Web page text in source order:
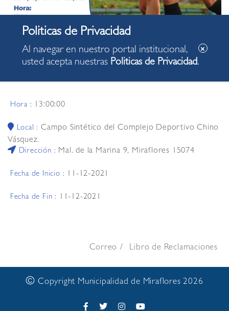
Hora : 13:00:00
Local :Campo Sintético del Complejo Deportivo Chino
Vásquez.
Dirección : Mal. de la Marina 9, Miraflores 15074
Fecha de Inicio : 11-12-2021
Fecha de Fin : 11-12-2021
Correo Libro de Reclamaciones
© Copyright Municipalidad de Miraflores 2026
Al navegar en nuestro portal institucional,
usted acepta nuestras Politicas de Privacidad.